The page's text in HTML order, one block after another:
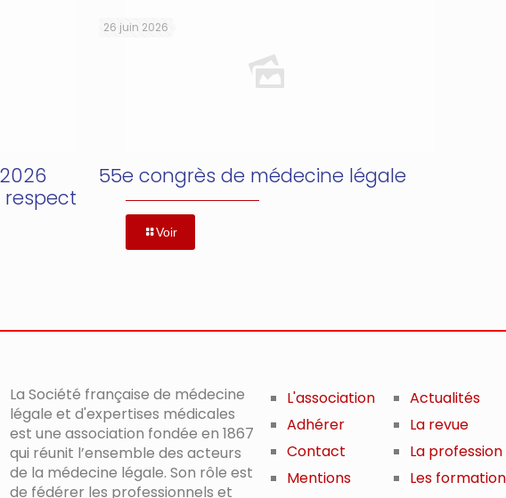
respect
26 juin 2026
55e congrès de médecine légale
Voir
La Société française de médecine
légale et d'expertises médicales
est une association fondée en 1867
qui réunit l’ensemble des acteurs
de la médecine légale. Son rôle est
de fédérer les professionnels et
L'association
Adhérer
Contact
Mentions
Actualités
La revue
La profession
Les